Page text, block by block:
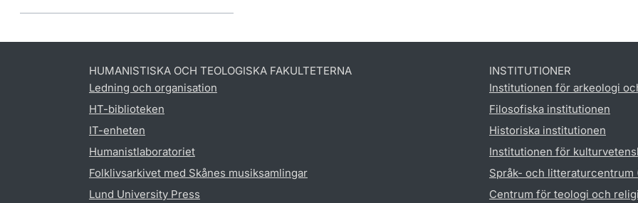
HUMANISTISKA OCH TEOLOGISKA FAKULTETERNA
Ledning och organisation
HT-biblioteken
IT-enheten
Humanistlaboratoriet
Folklivsarkivet med Skånes musiksamlingar
Lund University Press
INSTITUTIONER
Institutionen för arkeologi
Filosofiska institutionen
Historiska institutionen
Institutionen för
Språk- och litteraturcentrum
Centrum för teologi och